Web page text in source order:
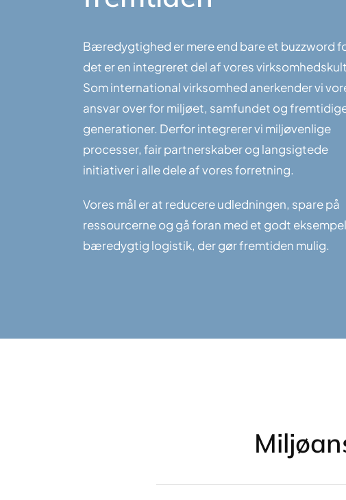
Bæredygtighed er mere end bare et buzzword
det er en integreret del af vores
Som international virksomhed anerkender vi
ansvar over for miljøet, samfundet og
generationer. Derfor integrerer vi miljøvenlige
processer, fair partnerskaber og langsigtede
initiativer i alle dele af vores forretning.
Vores mål er at reducere udledningen, spare på
ressourcerne og gå foran med et godt
bæredygtig logistik, der gør fremtiden mulig.